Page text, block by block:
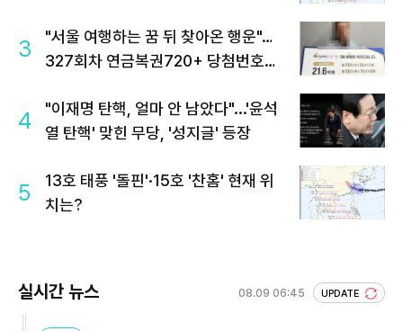
3
"서울 여행하는 꿈 뒤 찾아온 행운"…
327회차 연금복권720+ 당첨번호조
4
"이재명 탄핵, 얼마 안 남았다"...'윤석
열 탄핵' 맞힌 무당, '성지글' 등장
5
13호 태풍 '돌핀'·15호 '찬홈' 현재 위
치는?
실시간 뉴스 08.09 06:45 UPDATE